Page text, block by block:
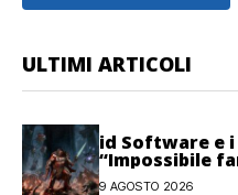
ULTIMI ARTICOLI
id Software e
“Impossibile
personale”
9 AGOSTO 2026